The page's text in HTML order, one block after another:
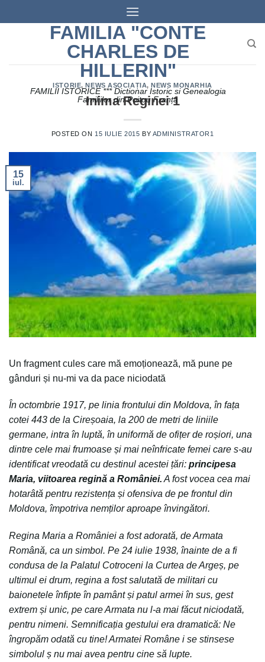
to
FAMILIA "CONTE
CHARLES DE
HILLERIN"
FAMILII ISTORICE *** Dictionar Istoric si Genealogia
Familiilor din Poitou Franța
ISTORIE,NEWS ASOCIAȚIA,NEWS MONARHIA
Inima Reginei 1
POSTED ON 15 IULIE 2015 BY ADMINISTRATOR1
15
iul.
Un fragment cules care mă emoționează, mă pune pe
gânduri și nu-mi va da pace niciodată
În octombrie 1917, pe linia frontului din Moldova, în fața
cotei 443 de la Cireșoaia, la 200 de metri de liniile
germane, intra în luptă, în uniformă de ofițer de roșiori, una
dintre cele mai frumoase și mai neînfricate femei care s-au
identificat vreodată cu destinul acestei țări: principesa
Maria, viitoarea regină a României.A fost vocea cea mai
hotarâtă pentru rezistența și ofensiva de pe frontul din
Moldova, împotriva nemților aproape învingători.
Regina Maria a României a fost adorată, de Armata
Română, ca un simbol. Pe 24 iulie 1938, înainte de a fi
condusa de la Palatul Cotroceni la Curtea de Argeș, pe
ultimul ei drum, regina a fost salutată de militari cu
baionetele înfipte în pamânt și patul armei în sus, gest
extrem și unic, pe care Armata nu l-a mai făcut niciodată,
pentru nimeni. Semnificația gestului era dramatică: Ne
îngropăm odată cu tine! Armatei Române i se stinsese
simbolul ș nu mai avea pentru cine să lupte.